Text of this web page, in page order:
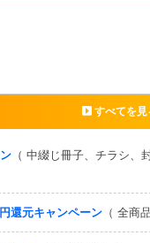
すべてを見
（ 中綴じ冊子、チラシ、
還元キャンペーン （ 全商